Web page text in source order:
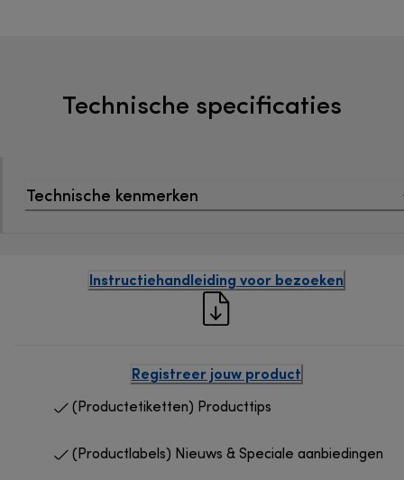
Technische specificaties
Technische kenmerken
Instructiehandleiding voor bezoeken
Registreer jouw product
(Productetiketten) Producttips
(Productlabels) Nieuws & Speciale aanbiedingen